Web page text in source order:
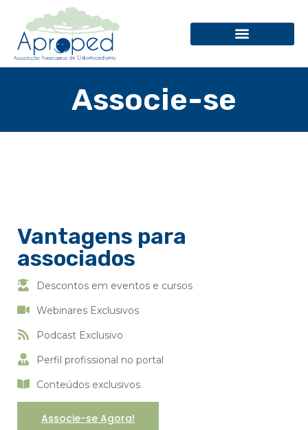
Associe-se
Vantagens para
associados
Descontos em eventos e cursos
Webinares Exclusivos
Podcast Exclusivo
Perfil profissional no portal
Conteúdos exclusivos
Associe-se Agora!